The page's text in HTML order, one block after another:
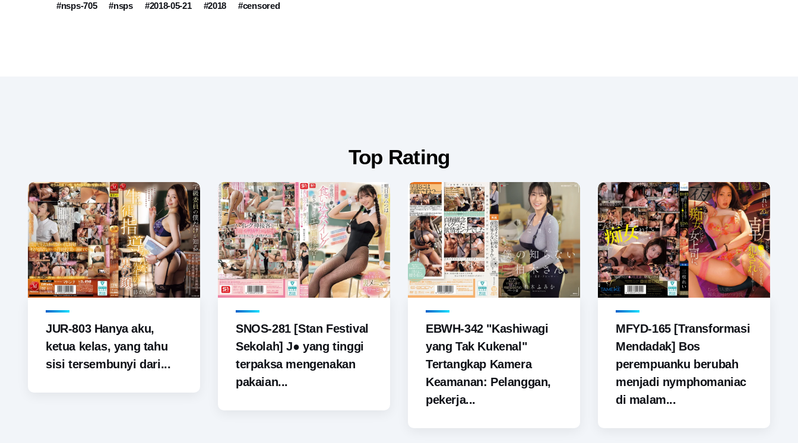
#nsps-705
#nsps #2018-05-21 #2018 #censored
Top Rating
JUR-803 Hanya aku,
ketua kelas, yang tahu
sisi tersembunyi dari...
SNOS-281 [Stan Festival
Sekolah] J● yang tinggi
terpaksa mengenakan
pakaian...
EBWH-342 "Kashiwagi
yang Tak Kukenal"
Tertangkap Kamera
Keamanan: Pelanggan,
pekerja...
MFYD-165 [Transformasi
Mendadak] Bos
perempuanku berubah
menjadi nymphomaniac
di malam...